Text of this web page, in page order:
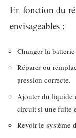
En fonction du
envisageables :
Changer la
Réparer ou
pression correcte.
Ajouter du liquide
circuit si une fuite
Revoir le système